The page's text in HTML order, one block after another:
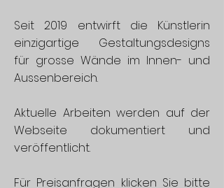
Seit 2019 entwirft die Künstlerin
einzigartige Gestaltungsdesigns
für grosse Wände im Innen- und
Aussenbereich.
Aktuelle Arbeiten werden auf der
Webseite dokumentiert und
veröffentlicht.
Für Preisanfragen klicken Sie bitte